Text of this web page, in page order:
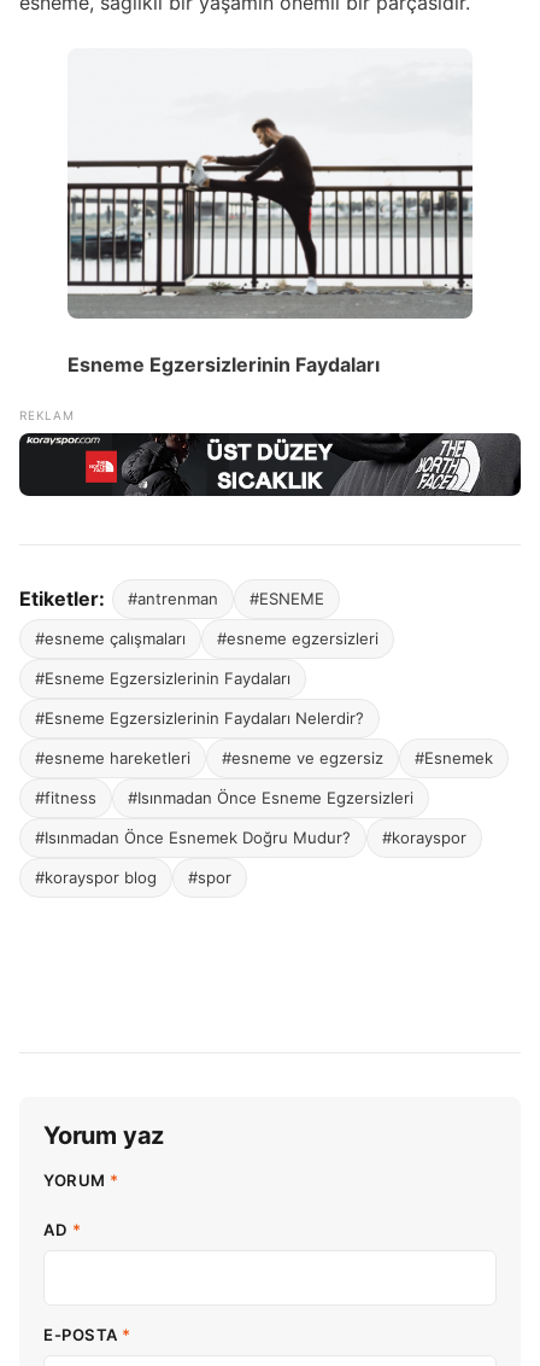
Esneme Egzersizlerinin Faydaları
Etiketler: #antrenman #ESNEME
#esneme çalışmaları #esneme egzersizleri
#Esneme Egzersizlerinin Faydaları
#Esneme Egzersizlerinin Faydaları Nelerdir?
#esneme hareketleri #esneme ve egzersiz #Esnemek
#fitness #Isınmadan Önce Esneme Egzersizleri
#Isınmadan Önce Esnemek Doğru Mudur? #korayspor
#korayspor blog #spor
Yorum yaz
YORUM *
AD *
E-POSTA *